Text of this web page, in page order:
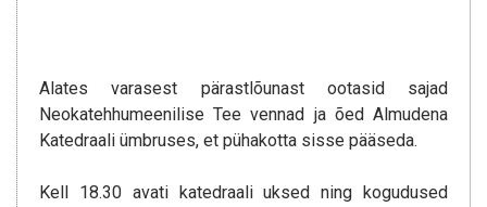
Alates varasest pärastlõunast ootasid sajad
Neokatehhumeenilise Tee vennad ja õed Almudena
Katedraali ümbruses, et pühakotta sisse pääseda.
Kell 18.30 avati katedraali uksed ning kogudused